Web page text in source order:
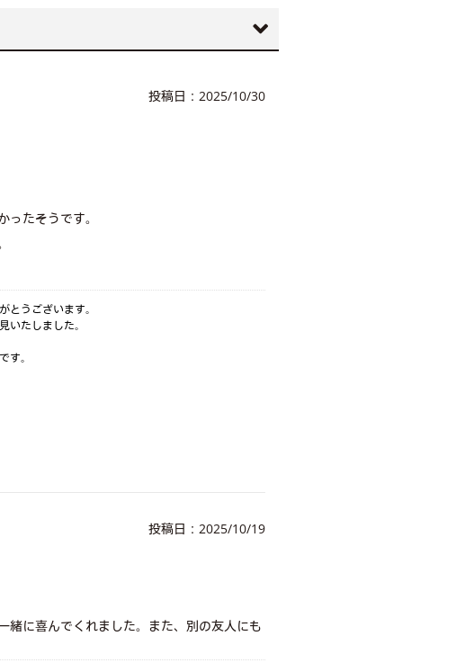
投稿日：2025/10/30
たそうです。
うございます。
いたしました。
す。
投稿日：2025/10/19
緒に喜んでくれました。また、別の友人にも